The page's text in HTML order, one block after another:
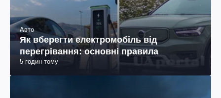
Авто
Як вберегти електромобіль від
перегрівання: основні правила
5 годин тому